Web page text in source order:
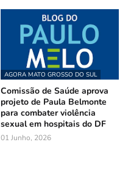
AGORA MATO GROSSO DO SUL
Comissão de Saúde aprova
projeto de Paula Belmonte
para combater violência
sexual em hospitais do DF
01 Junho, 2026